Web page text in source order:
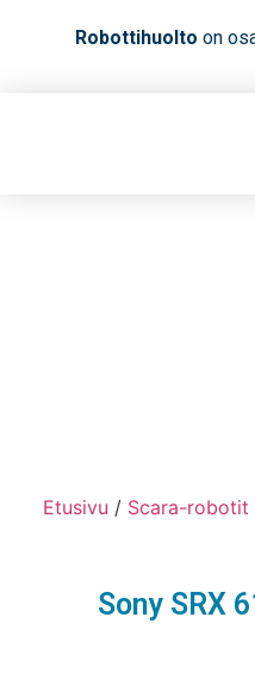
Robottihuolto on
Etusivu / Scara-robotit
Sony SRX